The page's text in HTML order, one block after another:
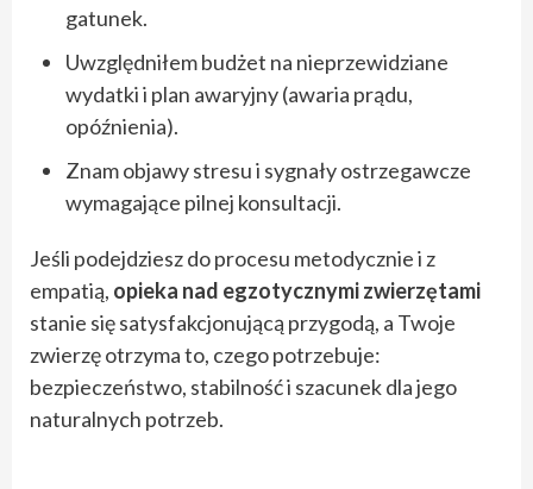
gatunek.
Uwzględniłem budżet na nieprzewidziane
wydatki i plan awaryjny (awaria prądu,
opóźnienia).
Znam objawy stresu i sygnały ostrzegawcze
wymagające pilnej konsultacji.
Jeśli podejdziesz do procesu metodycznie i z
empatią, opieka nad egzotycznymi zwierzętami
stanie się satysfakcjonującą przygodą, a Twoje
zwierzę otrzyma to, czego potrzebuje:
bezpieczeństwo, stabilność i szacunek dla jego
naturalnych potrzeb.